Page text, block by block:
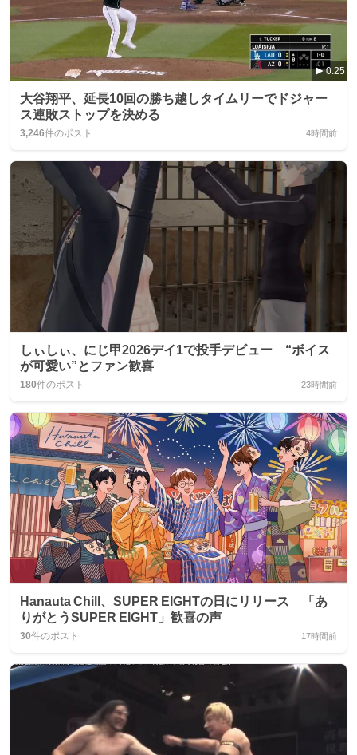
0:25
大谷翔平、延長10回の勝ち越しタイムリーでドジャー
ス連敗ストップを決める
3,246件のポスト 4時間前
しぃしぃ、にじ甲2026デイ1で投手デビュー “ボイス
が可愛い”とファン歓喜
180件のポスト 23時間前
Hanauta Chill、SUPER EIGHTの日にリリース 「あ
りがとうSUPER EIGHT」歓喜の声
30件のポスト 17時間前